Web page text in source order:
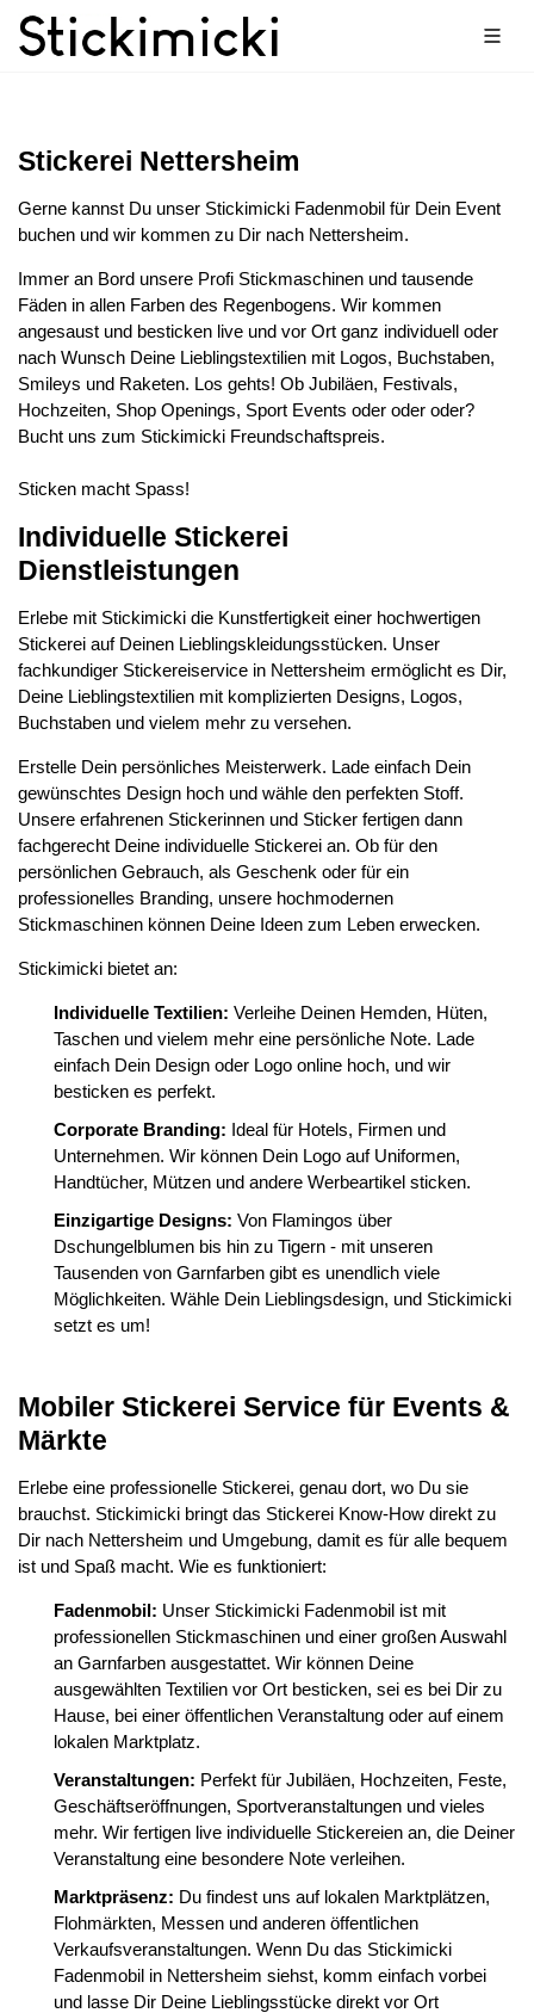
Stickerei Nettersheim
Gerne kannst Du unser Stickimicki Fadenmobil für Dein Event
buchen und wir kommen zu Dir nach Nettersheim.
Immer an Bord unsere Profi Stickmaschinen und tausende
Fäden in allen Farben des Regenbogens. Wir kommen
angesaust und besticken live und vor Ort ganz individuell oder
nach Wunsch Deine Lieblingstextilien mit Logos, Buchstaben,
Smileys und Raketen. Los gehts! Ob Jubiläen, Festivals,
Hochzeiten, Shop Openings, Sport Events oder oder oder?
Bucht uns zum Stickimicki Freundschaftspreis.
Sticken macht Spass!
Individuelle Stickerei
Dienstleistungen
Erlebe mit Stickimicki die Kunstfertigkeit einer hochwertigen
Stickerei auf Deinen Lieblingskleidungsstücken. Unser
fachkundiger Stickereiservice in Nettersheim ermöglicht es Dir,
Deine Lieblingstextilien mit komplizierten Designs, Logos,
Buchstaben und vielem mehr zu versehen.
Erstelle Dein persönliches Meisterwerk. Lade einfach Dein
gewünschtes Design hoch und wähle den perfekten Stoff.
Unsere erfahrenen Stickerinnen und Sticker fertigen dann
fachgerecht Deine individuelle Stickerei an. Ob für den
persönlichen Gebrauch, als Geschenk oder für ein
professionelles Branding, unsere hochmodernen
Stickmaschinen können Deine Ideen zum Leben erwecken.
Stickimicki bietet an:
Individuelle Textilien: Verleihe Deinen Hemden, Hüten,
Taschen und vielem mehr eine persönliche Note. Lade
einfach Dein Design oder Logo online hoch, und wir
besticken es perfekt.
Corporate Branding: Ideal für Hotels, Firmen und
Unternehmen. Wir können Dein Logo auf Uniformen,
Handtücher, Mützen und andere Werbeartikel sticken.
Einzigartige Designs: Von Flamingos über
Dschungelblumen bis hin zu Tigern - mit unseren
Tausenden von Garnfarben gibt es unendlich viele
Möglichkeiten. Wähle Dein Lieblingsdesign, und Stickimicki
setzt es um!
Mobiler Stickerei Service für Events &
Märkte
Erlebe eine professionelle Stickerei, genau dort, wo Du sie
brauchst. Stickimicki bringt das Stickerei Know-How direkt zu
Dir nach Nettersheim und Umgebung, damit es für alle bequem
ist und Spaß macht. Wie es funktioniert:
Fadenmobil: Unser Stickimicki Fadenmobil ist mit
professionellen Stickmaschinen und einer großen Auswahl
an Garnfarben ausgestattet. Wir können Deine
ausgewählten Textilien vor Ort besticken, sei es bei Dir zu
Hause, bei einer öffentlichen Veranstaltung oder auf einem
lokalen Marktplatz.
Veranstaltungen: Perfekt für Jubiläen, Hochzeiten, Feste,
Geschäftseröffnungen, Sportveranstaltungen und vieles
mehr. Wir fertigen live individuelle Stickereien an, die Deiner
Veranstaltung eine besondere Note verleihen.
Marktpräsenz: Du findest uns auf lokalen Marktplätzen,
Flohmärkten, Messen und anderen öffentlichen
Verkaufsveranstaltungen. Wenn Du das Stickimicki
Fadenmobil in Nettersheim siehst, komm einfach vorbei
und lasse Dir Deine Lieblingsstücke direkt vor Ort